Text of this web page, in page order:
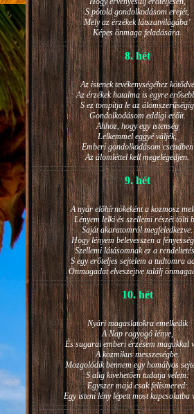
S pótold gondolkodásom erejét,
Mely az érzékek látszatvilágába’
Képes önmaga feladására.
8. hét
Az istenek tevékenységéhez kötődve
Az érzékek hatalma is egyre
S ez tompítja le az álomszerűségig
Gondolkodásom eddigi erőit.
Ahhoz, hogy egy istenség
Lelkemmel eggyé váljék,
Emberi gondolkodásom csendben
Az álomléttel kell megelégedjen.
9. hét
A nyár előhírnökeként a kozmosz
Lényem lelki és szellemi részét tölti
Saját akaratomról megfeledkezve.
Hogy lényem belevesszen a
Szellemi látásomnak ez a
S egy erőteljes sejtelem a tudtomra
Önmagadat elveszejtve találj
10. hét
Nyári magaslatokra emelkedik
A Nap ragyogó lénye,
És sugarai emberi érzésem magukkal
A kozmikus messzeségbe.
Mozgolódik bennem egy homályos
S alig kivehetően tudatja velem:
Egyszer majd csak felismered:
Egy isteni lény lépett most kapcsolatba